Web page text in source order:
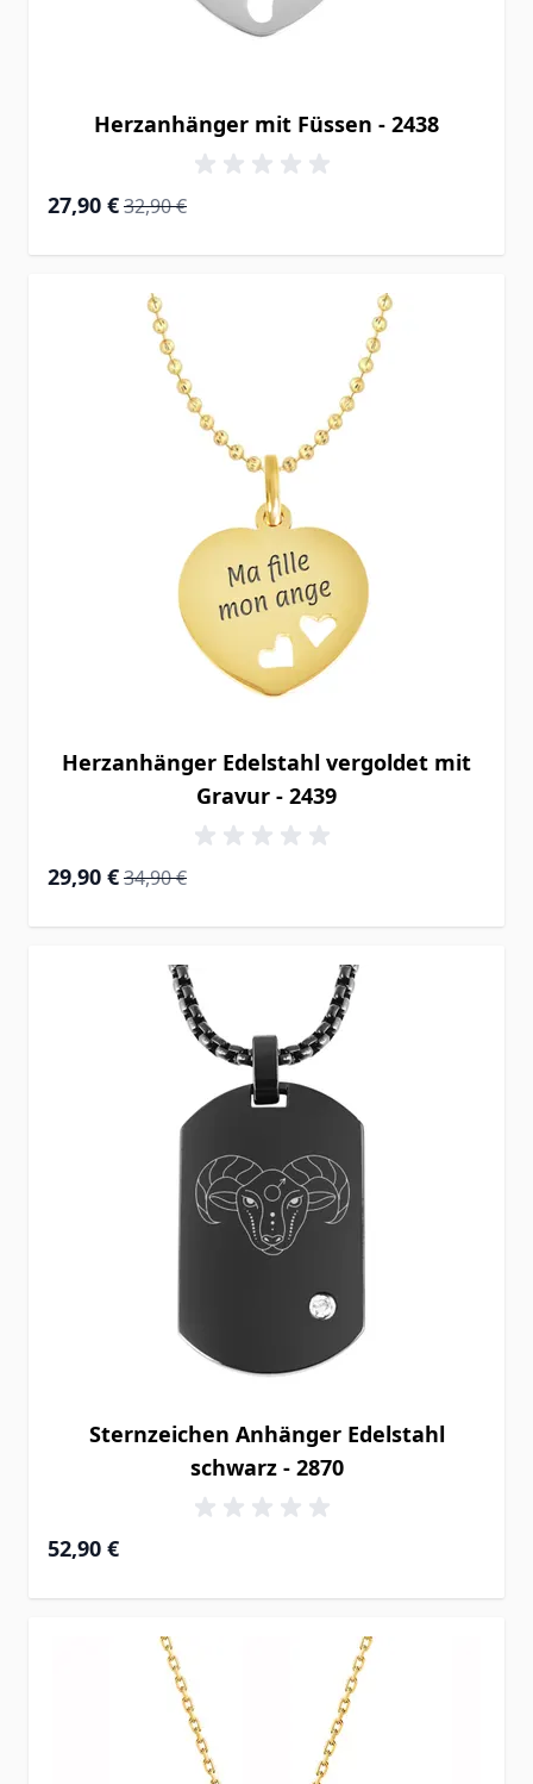
Herzanhänger mit Füssen - 2438
Special Price
27,90 € Regular Price
32,90 €
Herzanhänger Edelstahl vergoldet mit
Gravur - 2439
Special Price
29,90 € Regular Price
34,90 €
Sternzeichen Anhänger Edelstahl
schwarz - 2870
52,90 €